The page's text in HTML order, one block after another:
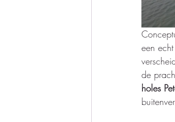
een
de
holes